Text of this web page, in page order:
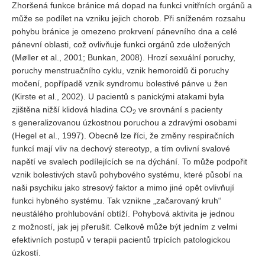
Zhoršená funkce bránice má dopad na funkci vnitřních orgánů a
může se podílet na vzniku jejich chorob. Při sníženém rozsahu
pohybu bránice je omezeno prokrvení pánevního dna a celé
pánevní oblasti, což ovlivňuje funkci orgánů zde uložených
(Møller et al., 2001; Bunkan, 2008). Hrozí sexuální poruchy,
poruchy menstruačního cyklu, vznik hemoroidů či poruchy
močení, popřípadě vznik syndromu bolestivé pánve u žen
(Kirste et al., 2002). U pacientů s panickými atakami byla
zjištěna nižší klidová hladina CO2 ve srovnání s pacienty
s generalizovanou úzkostnou poruchou a zdravými osobami
(Hegel et al., 1997). Obecně lze říci, že změny respiračních
funkcí mají vliv na dechový stereotyp, a tím ovlivní svalové
napětí ve svalech podílejících se na dýchání. To může podpořit
vznik bolestivých stavů pohybového systému, které působí na
naši psychiku jako stresový faktor a mimo jiné opět ovlivňují
funkci hybného systému. Tak vznikne „začarovaný kruh“
neustálého prohlubování obtíží. Pohybová aktivita je jednou
z možností, jak jej přerušit. Celkově může být jedním z velmi
efektivních postupů v terapii pacientů trpících patologickou
úzkostí.